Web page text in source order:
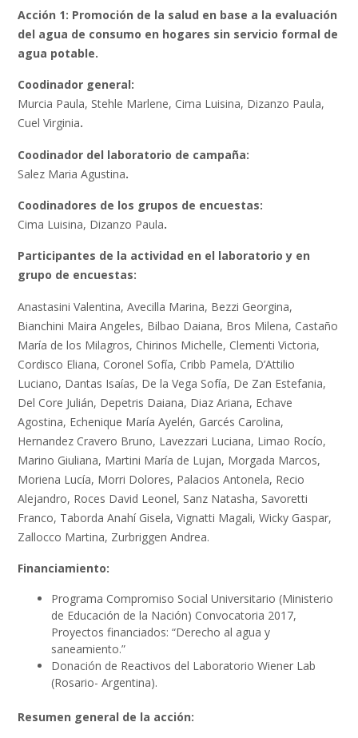
Acción 1: Promoción de la salud en base a la evaluación
del agua de consumo en hogares sin servicio formal de
agua potable.
Coodinador general:
Murcia Paula, Stehle Marlene, Cima Luisina, Dizanzo Paula,
Cuel Virginia.
Coodinador del laboratorio de campaña:
Salez Maria Agustina.
Coodinadores de los grupos de encuestas:
Cima Luisina, Dizanzo Paula.
Participantes de la actividad en el laboratorio y en
grupo de encuestas:
Anastasini Valentina, Avecilla Marina, Bezzi Georgina,
Bianchini Maira Angeles, Bilbao Daiana, Bros Milena, Castaño
María de los Milagros, Chirinos Michelle, Clementi Victoria,
Cordisco Eliana, Coronel Sofía, Cribb Pamela, D’Attilio
Luciano, Dantas Isaías, De la Vega Sofía, De Zan Estefania,
Del Core Julián, Depetris Daiana, Diaz Ariana, Echave
Agostina, Echenique María Ayelén, Garcés Carolina,
Hernandez Cravero Bruno, Lavezzari Luciana, Limao Rocío,
Marino Giuliana, Martini María de Lujan, Morgada Marcos,
Moriena Lucía, Morri Dolores, Palacios Antonela, Recio
Alejandro, Roces David Leonel, Sanz Natasha, Savoretti
Franco, Taborda Anahí Gisela, Vignatti Magali, Wicky Gaspar,
Zallocco Martina, Zurbriggen Andrea.
Financiamiento:
Programa Compromiso Social Universitario (Ministerio
de Educación de la Nación) Convocatoria 2017,
Proyectos financiados: “Derecho al agua y
saneamiento.”
Donación de Reactivos del Laboratorio Wiener Lab
(Rosario- Argentina).
Resumen general de la acción: